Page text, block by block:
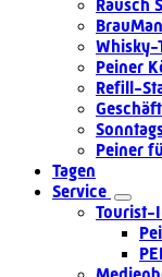
Rausch
Whisky-
Peiner
Refill-
Peiner
Tagen
Service
Tourist-